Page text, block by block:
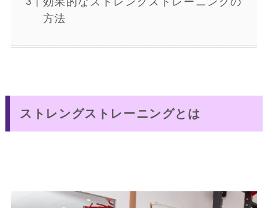
方法
ストレングストレーニングとは